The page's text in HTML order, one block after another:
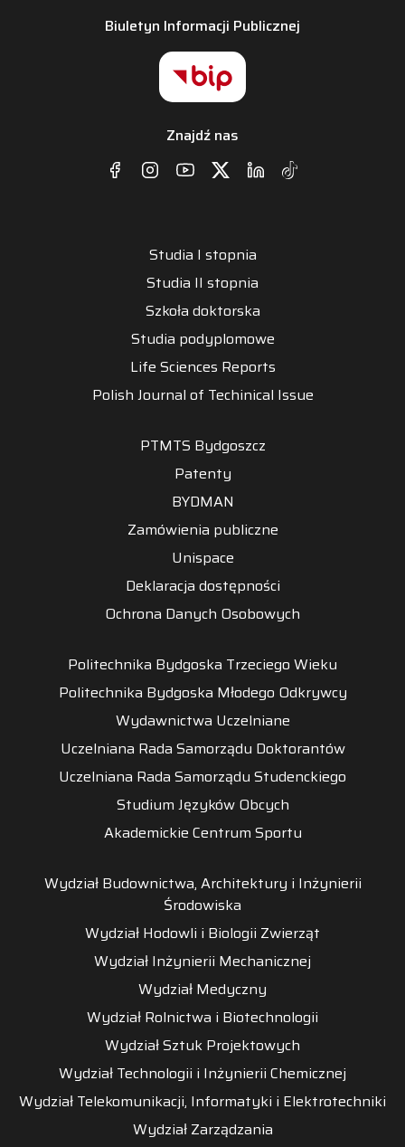
Biuletyn Informacji Publicznej
Znajdź nas
Studia I stopnia
Studia II stopnia
Szkoła doktorska
Studia podyplomowe
Life Sciences Reports
Polish Journal of Techinical Issue
PTMTS Bydgoszcz
Patenty
BYDMAN
Zamówienia publiczne
Unispace
Deklaracja dostępności
Ochrona Danych Osobowych
Politechnika Bydgoska Trzeciego Wieku
Politechnika Bydgoska Młodego Odkrywcy
Wydawnictwa Uczelniane
Uczelniana Rada Samorządu Doktorantów
Uczelniana Rada Samorządu Studenckiego
Studium Języków Obcych
Akademickie Centrum Sportu
Wydział Budownictwa, Architektury i Inżynierii
Środowiska
Wydział Hodowli i Biologii Zwierząt
Wydział Inżynierii Mechanicznej
Wydział Medyczny
Wydział Rolnictwa i Biotechnologii
Wydział Sztuk Projektowych
Wydział Technologii i Inżynierii Chemicznej
Wydział Telekomunikacji, Informatyki i Elektrotechniki
Wydział Zarządzania